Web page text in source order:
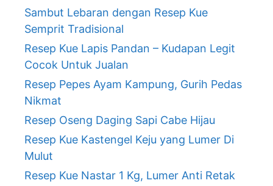
Sambut Lebaran dengan Resep Kue
Semprit Tradisional
Resep Kue Lapis Pandan – Kudapan Legit
Cocok Untuk Jualan
Resep Pepes Ayam Kampung, Gurih Pedas
Nikmat
Resep Oseng Daging Sapi Cabe Hijau
Resep Kue Kastengel Keju yang Lumer Di
Mulut
Resep Kue Nastar 1 Kg, Lumer Anti Retak